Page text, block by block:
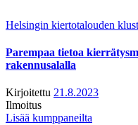
Helsingin kiertotalouden
Parempaa tietoa
rakennusalalla
Kirjoitettu 21.8.2023
Ilmoitus
Lisää kumppaneilta